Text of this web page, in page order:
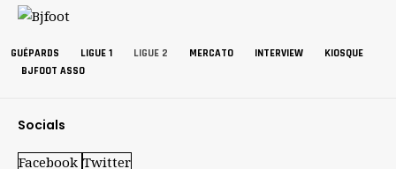
GUÉPARDS LIGUE 1 LIGUE 2 MERCATO INTERVIEW
KIOSQUE
BJFOOT ASSO
Socials
Facebook Twitter